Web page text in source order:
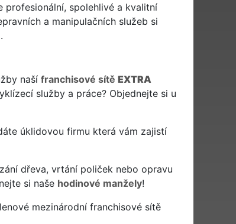
profesionální, spolehlivé a kvalitní
a manipulačních služeb si
naší franchisové sítě EXTRA
služby a práce? Objednejte si u
úklidovou firmu která vám zajistí
dřeva, vrtání poliček nebo opravu
si naše hodinové manžely!
mezinárodní franchisové sítě